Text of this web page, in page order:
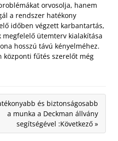
orvosolja, hanem
a rendszer hatékony
időben végzett karbantartás,
ütemterv kialakítása
hosszú távú kényelméhez.
központi fűtés szerelőt még
és biztonságosabb
a munka a Deckman állvány
segítségével :Következő »